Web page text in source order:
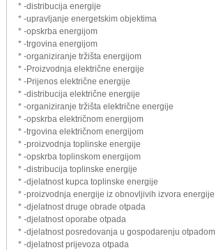
* -distribucija energije
* -upravljanje energetskim objektima
* -opskrba energijom
* -trgovina energijom
* -organiziranje tržišta energijom
* -Proizvodnja električne energije
* -Prijenos električne energije
* -distribucija električne energije
* -organiziranje tržišta električne energije
* -opskrba električnom energijom
* -trgovina električnom energijom
* -proizvodnja toplinske energije
* -opskrba toplinskom energijom
* -distribucija toplinske energije
* -djelatnost kupca toplinske energije
* -proizvodnja energije iz obnovljivih izvora energije
* -djelatnost druge obrade otpada
* -djelatnost oporabe otpada
* -djelatnost posredovanja u gospodarenju otpadom
* -djelatnost prijevoza otpada